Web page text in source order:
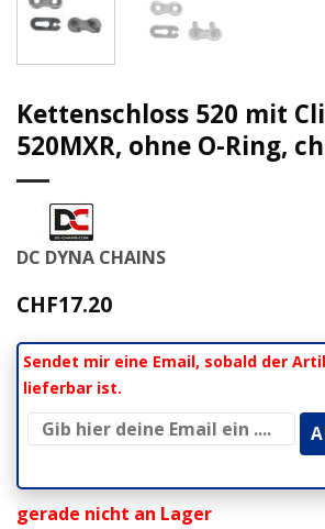
Kettenschloss 520 mit
520MXR, ohne O-Ring,
DC DYNA CHAINS
CHF17.20
Sendet mir eine Email, sobald der
lieferbar ist.
gerade nicht an Lager